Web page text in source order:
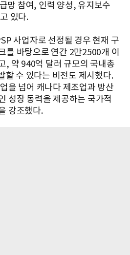
망 참여, 인력 양성, 유지보수
있다.
사업자로 선정될 경우 현재 구
를 바탕으로 연간 2만2500개 이
, 약 940억 달러 규모의 국내총
할 수 있다는 비전도 제시했다.
을 넘어 캐나다 제조업과 방산
성장 동력을 제공하는 국가적
강조했다.